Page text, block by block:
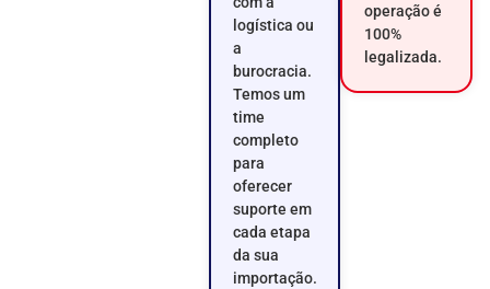
logística ou
a
burocracia.
Temos um
time
completo
para
oferecer
suporte em
cada etapa
da sua
importação.
operação é
100%
legalizada.